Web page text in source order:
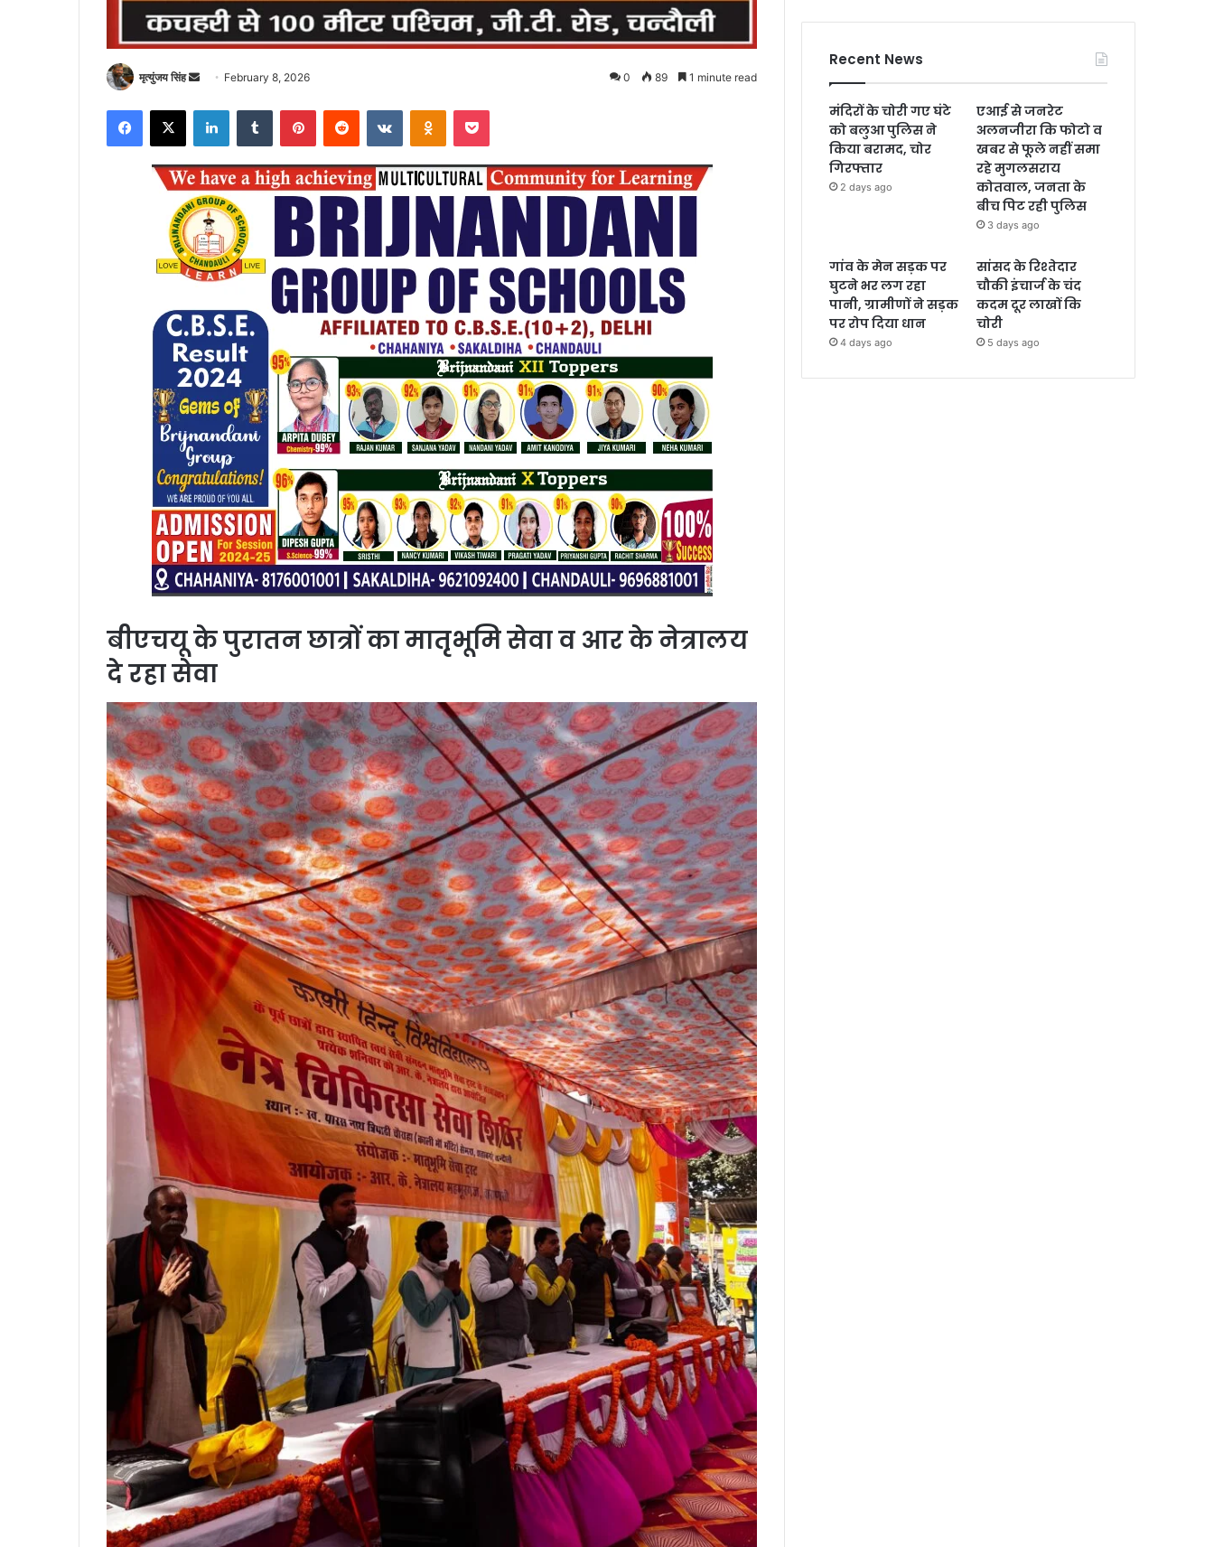
मृत्युंजय सिंह
Send
email
February 8, 2026 0 89 1 minute read
Facebook
X LinkedInTumblr PinterestReddit VKontakteOdnoklassniki
Pocket
बीएचयू के पुरातन छात्रों का मातृभूमि सेवा व आर के नेत्रालय
दे रहा सेवा
Recent News
मंदिरों के चोरी गए घंटे
को बलुआ पुलिस ने
किया बरामद, चोर
गिरफ्तार
2 days ago
एआई से जनरेट
अलनजीरा कि फोटो व
खबर से फूले नहीं समा
रहे मुगलसराय
कोतवाल, जनता के
बीच पिट रही पुलिस
3 days ago
गांव के मेन सड़क पर
घुटने भर लग रहा
पानी, ग्रामीणों ने सड़क
पर रोप दिया धान
4 days ago
सांसद के रिश्तेदार
चौकी इंचार्ज के चंद
कदम दूर लाखों कि
चोरी
5 days ago